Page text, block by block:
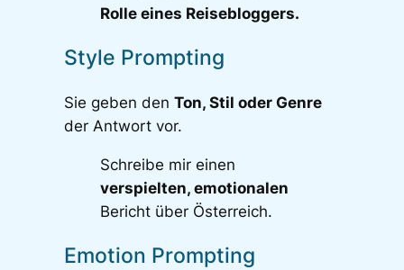
Rolle eines Reisebloggers.
Style Prompting
Sie geben den Ton, Stil oder Genre
der Antwort vor.
Schreibe mir einen
verspielten, emotionalen
Bericht über Österreich.
Emotion Prompting